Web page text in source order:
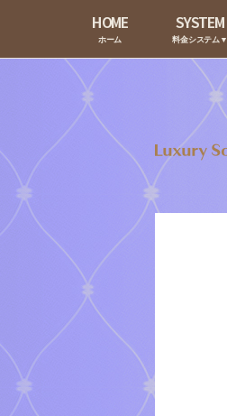
HOME
ホーム
SYSTEM
料金システム▼